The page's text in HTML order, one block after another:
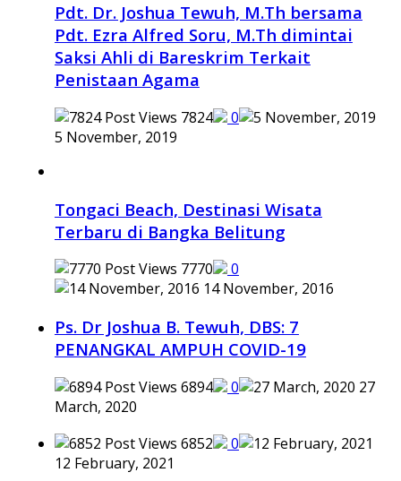
Pdt. Dr. Joshua Tewuh, M.Th bersama
Pdt. Ezra Alfred Soru, M.Th dimintai
Saksi Ahli di Bareskrim Terkait
Penistaan Agama
7824
0
5 November, 2019
Tongaci Beach, Destinasi Wisata
Terbaru di Bangka Belitung
7770
0
14 November, 2016
Ps. Dr Joshua B. Tewuh, DBS: 7
PENANGKAL AMPUH COVID-19
6894 0
27
March, 2020
6852
0
12 February, 2021